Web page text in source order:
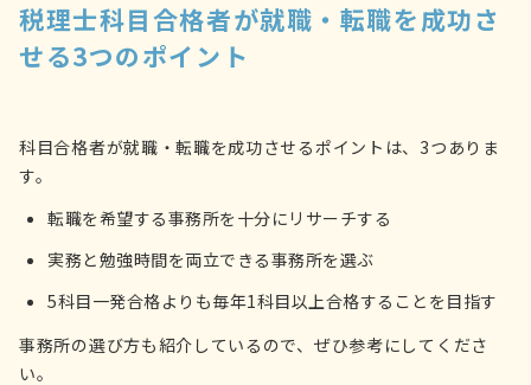
税理士科目合格者が就職・転職を成功さ
せる3つのポイント
科目合格者が就職・転職を成功させるポイントは、3つありま
す。
転職を希望する事務所を十分にリサーチする
実務と勉強時間を両立できる事務所を選ぶ
5科目一発合格よりも毎年1科目以上合格することを目指す
事務所の選び方も紹介しているので、ぜひ参考にしてくださ
い。